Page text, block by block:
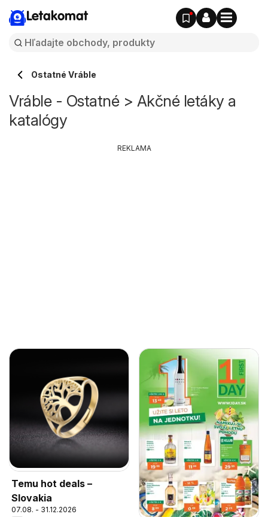
Letakomat
Ostatné Vráble
Vráble - Ostatné > Akčné letáky a
katalógy
Temu hot deals –
Slovakia
07.08. - 31.12.2026
REKLAMA